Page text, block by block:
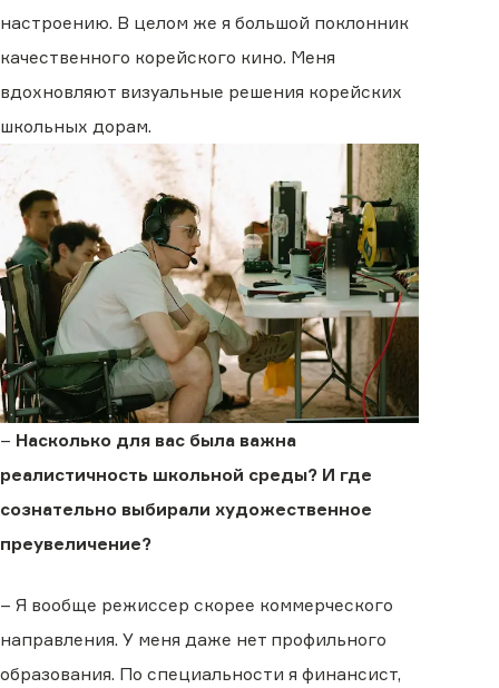
настроению. В целом же я большой поклонник
качественного корейского кино. Меня
вдохновляют визуальные решения корейских
школьных дорам.
– Насколько для вас была важна
реалистичность школьной среды? И где
сознательно выбирали художественное
преувеличение?
– Я вообще режиссер скорее коммерческого
направления. У меня даже нет профильного
образования. По специальности я финансист,